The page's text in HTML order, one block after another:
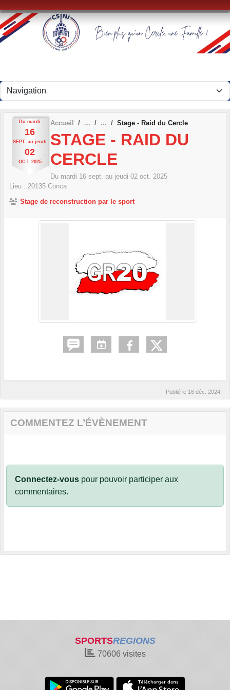
Du mardi
16
SEPT. au jeudi
02
OCT. 2025
Accueil Stage - Raid du Cercle
STAGE - RAID DU
CERCLE
Du mardi 16 sept. au jeudi 02 oct. 2025
Lieu : 20135 Conca
Stage de reconstruction par le sport
Publié le 16 déc. 2024
COMMENTEZ L’ÉVÈNEMENT
Connectez-vous pour pouvoir participer aux
commentaires.
SPORTSREGIONS
70606visites